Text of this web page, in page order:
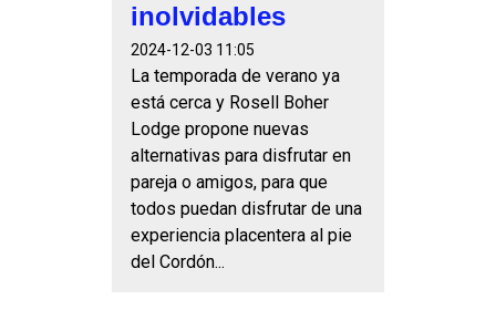
inolvidables
2024-12-03 11:05
La temporada de verano ya
está cerca y Rosell Boher
Lodge propone nuevas
alternativas para disfrutar en
pareja o amigos, para que
todos puedan disfrutar de una
experiencia placentera al pie
del Cordón...